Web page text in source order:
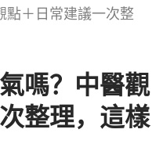
點＋日常建議一次整
嗎？中醫觀
整理，這樣